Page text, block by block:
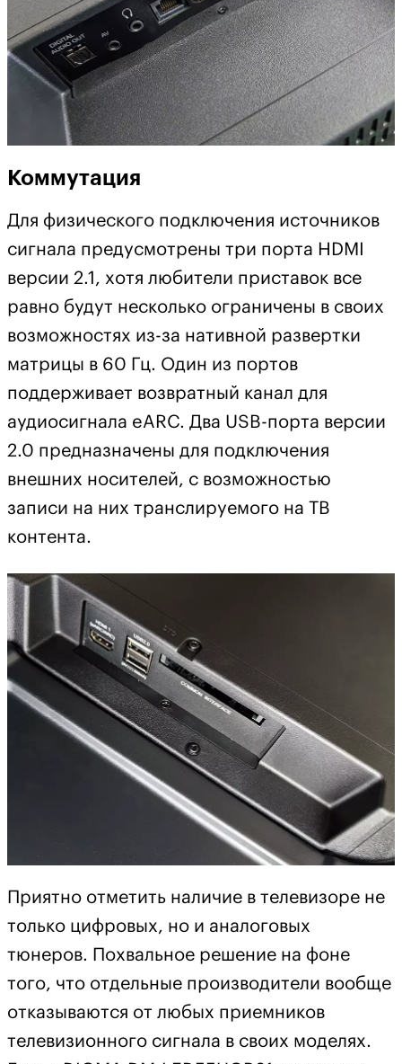
Коммутация
Для физического подключения источников
сигнала предусмотрены три порта HDMI
версии 2.1, хотя любители приставок все
равно будут несколько ограничены в своих
возможностях из-за нативной развертки
матрицы в 60 Гц. Один из портов
поддерживает возвратный канал для
аудиосигнала eARC. Два USB-порта версии
2.0 предназначены для подключения
внешних носителей, с возможностью
записи на них транслируемого на ТВ
контента.
Приятно отметить наличие в телевизоре не
только цифровых, но и аналоговых
тюнеров. Похвальное решение на фоне
того, что отдельные производители вообще
отказываются от любых приемников
телевизионного сигнала в своих моделях.